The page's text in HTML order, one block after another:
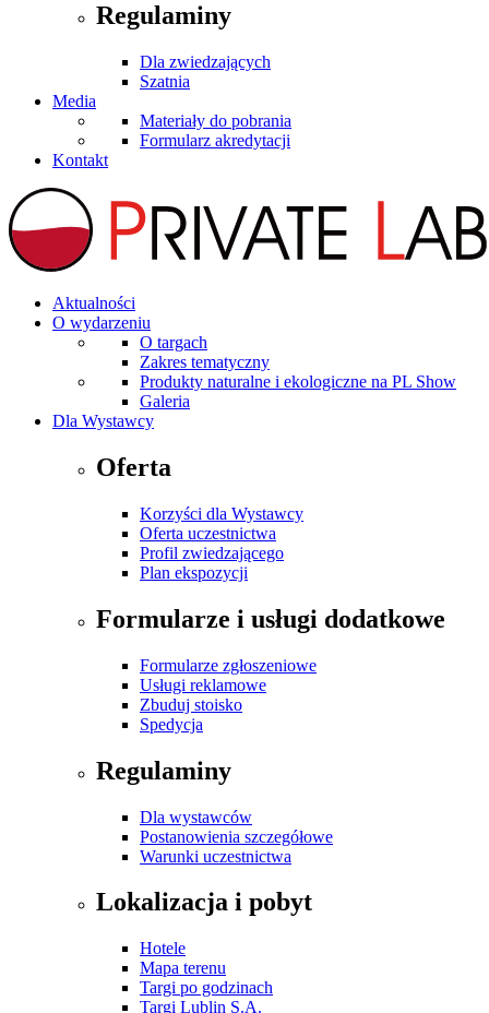
Regulaminy
Dla zwiedzających
Szatnia
Media
Materiały do pobrania
Formularz akredytacji
Kontakt
Aktualności
O wydarzeniu
O targach
Zakres tematyczny
Produkty naturalne i ekologiczne na PL Show
Galeria
Dla Wystawcy
Oferta
Korzyści dla Wystawcy
Oferta uczestnictwa
Profil zwiedzającego
Plan ekspozycji
Formularze i usługi dodatkowe
Formularze zgłoszeniowe
Usługi reklamowe
Zbuduj stoisko
Spedycja
Regulaminy
Dla wystawców
Postanowienia szczegółowe
Warunki uczestnictwa
Lokalizacja i pobyt
Hotele
Mapa terenu
Targi po godzinach
Targi Lublin S.A.